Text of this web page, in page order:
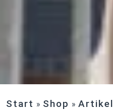
Start » Shop » Artikel